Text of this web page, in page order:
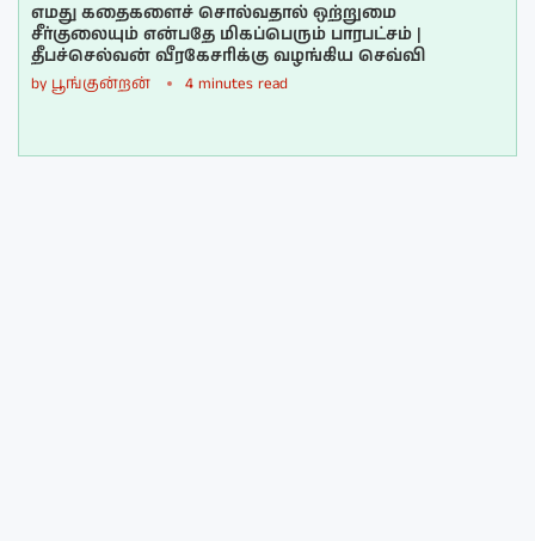
எமது கதைகளைச் சொல்வதால் ஒற்றுமை
சீர்குலையும் என்பதே மிகப்பெரும் பாரபட்சம் |
தீபச்செல்வன் வீரகேசரிக்கு வழங்கிய செவ்வி
by பூங்குன்றன் 4 minutes read